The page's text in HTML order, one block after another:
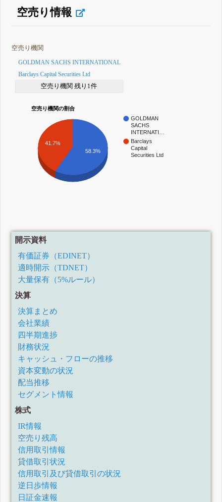
空売り情報
空売り機関
GOLDMAN SACHS INTERNATIONAL
Barclays Capital Securities Ltd
空売り機関 残り1件
空売り機関の割合
GOLDMAN
SACHS
INTERNATI…
Barclays
Capital
Securities Ltd
41.7%
58.3%
開示資料
有価証券（EDINET）
適時開示（TDNET）
大量保有（5%ルール）
決算
決算まとめ
会社業績
四半期進捗
財務状況
キャッシュ・フローの推移
資本変動の状況
配当推移
セグメント情報
株式
IR情報
空売り残高
信用取引情報
貸借取引状況
信用取引及び貸借取引の状況
逆日歩情報
日証金速報